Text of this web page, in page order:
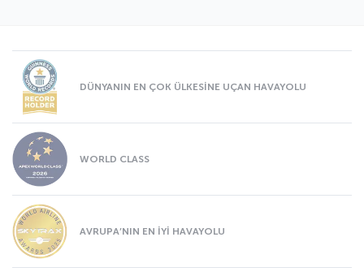
DÜNYANIN EN ÇOK ÜLKESİNE UÇAN HAVAYOLU
WORLD CLASS
AVRUPA’NIN EN İYİ HAVAYOLU